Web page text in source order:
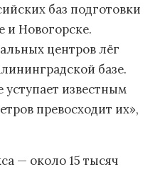
баз подготовки
и Новогорске.
центров лёг
базе.
уступает известным
превосходит их»,
— около 15 тысяч